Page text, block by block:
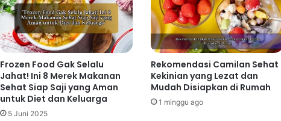
Frozen Food Gak Selalu
Jahat! Ini 8 Merek Makanan
Sehat Siap Saji yang Aman
untuk Diet dan Keluarga
5 Juni 2025
Rekomendasi Camilan Sehat
Kekinian yang Lezat dan
Mudah Disiapkan di Rumah
1 minggu ago